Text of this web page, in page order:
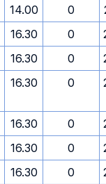
14.00 0
16.30 0
16.30 0
16.30 0
16.30 0
16.30 0
16.30 0